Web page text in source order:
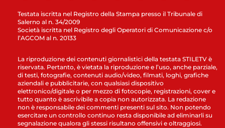
Testata iscritta nel Registro della Stampa presso il Tribunale di
Salerno al n. 34/2009
Società iscritta nel Registro degli Operatori di Comunicazione c/o
l’AGCOM al n. 20133
La riproduzione dei contenuti giornalistici della testata STILETV è
riservata. Pertanto, è vietata la riproduzione e l’uso, anche parziale,
di testi, fotografie, contenuti audio/video, filmati, loghi, grafiche
aziendali e pubblicitarie, con qualsiasi dispositivo
elettronico/digitale o per mezzo di fotocopie, registrazioni, cover e
tutto quanto è ascrivibile a copia non autorizzata. La redazione
non è responsabile dei commenti presenti sul sito. Non potendo
esercitare un controllo continuo resta disponibile ad eliminarli su
segnalazione qualora gli stessi risultano offensivi e oltraggiosi.